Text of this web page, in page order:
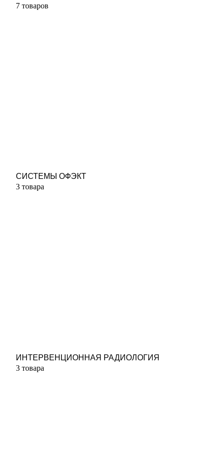
7 товаров
СИСТЕМЫ ОФЭКТ
3 товара
ИНТЕРВЕНЦИОННАЯ РАДИОЛОГИЯ
3 товара